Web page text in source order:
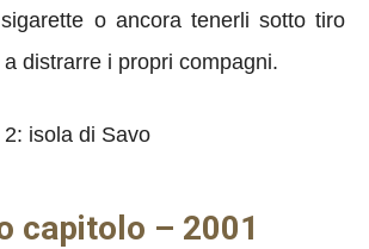
o ancora tenerli sotto tiro
distrarre i propri compagni.
capitolo – 2001